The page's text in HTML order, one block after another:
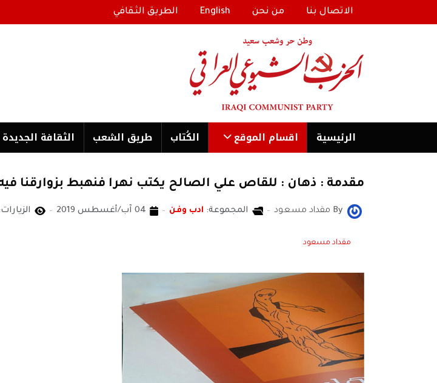
الاتصال بنا من نحن English الطريق الثقافي
الرئیسية اقسام الموقع الكُتاب طریق الشعب الثقافة الجدیدة
مقدمة : ذهان : للقاص علي الصالح يكتب نهرا فنهبط بزوارقنا
By مقداد مسعود المجموعة: ادب وفن 04 آب/أغسطس 2019 الزيارات:
مقداد مسعود